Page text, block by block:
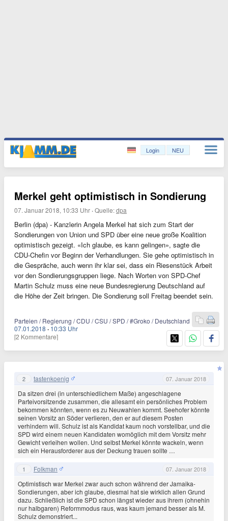
Login NEU
Merkel geht optimistisch in Sondierung
07. Januar 2018, 10:33 Uhr ·Quelle:dpa
Berlin (dpa) - Kanzlerin Angela Merkel hat sich zum Start der
Sondierungen von Union und SPD über eine neue große Koalition
optimistisch gezeigt. «Ich glaube, es kann gelingen», sagte die
CDU-Chefin vor Beginn der Verhandlungen. Sie gehe optimistisch in
die Gespräche, auch wenn ihr klar sei, dass ein Riesenstück Arbeit
vor den Sondierungsgruppen liege. Nach Worten von SPD-Chef
Martin Schulz muss eine neue Bundesregierung Deutschland auf
die Höhe der Zeit bringen. Die Sondierung soll Freitag beendet sein.
Parteien / Regierung / CDU / CSU / SPD / #Groko / Deutschland
07.01.2018 · 10:33 Uhr
[2 Kommentare]
2 tastenkoenig 07. Januar 2018
Da sitzen drei (in unterschiedlichem Maße) angeschlagene
Parteivorsitzende zusammen, die allesamt ein persönliches Problem
bekommen könnten, wenn es zu Neuwahlen kommt. Seehofer könnte
seinen Vorsitz an Söder verlieren, den er auf diesem Posten
verhindern will. Schulz ist als Kandidat kaum noch vorstellbar, und die
SPD wird einem neuen Kandidaten womöglich mit dem Vorsitz mehr
Gewicht verleihen wollen. Und selbst Merkel könnte wackeln, wenn
sich ein Herausforderer aus der Deckung trauen sollte …
1 Folkman 07. Januar 2018
Optimistisch war Merkel zwar auch schon während der Jamaika-
Sondierungen, aber ich glaube, diesmal hat sie wirklich allen Grund
dazu. Schließlich ist die SPD schon längst wieder aus ihrem (ohnehin
nur halbgaren) Reformmodus raus, was kaum jemand besser als M.
Schulz demonstriert...